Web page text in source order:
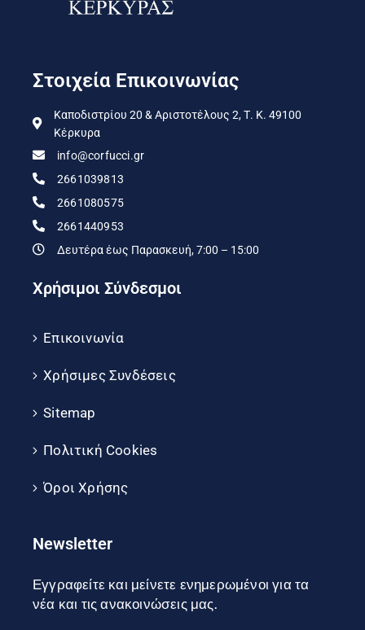
Στοιχεία Επικοινωνίας
Καποδιστρίου 20 & Αριστοτέλους 2, Τ. Κ. 49100
Κέρκυρα
info@corfucci.gr
2661039813
2661080575
2661440953
Δευτέρα έως Παρασκευή, 7:00 – 15:00
Χρήσιμοι Σύνδεσμοι
Επικοινωνία
Χρήσιμες Συνδέσεις
Sitemap
Πολιτική Cookies
Όροι Χρήσης
Newsletter
Εγγραφείτε και μείνετε ενημερωμένοι για τα
νέα και τις ανακοινώσεις μας.